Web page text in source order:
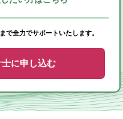
ム
で全力でサポートいたします。
に申し込む